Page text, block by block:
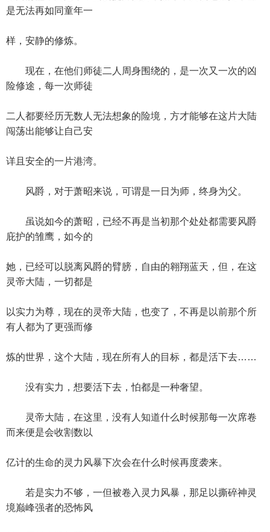
是无法再如同童年一
样，安静的修炼。
现在，在他们师徒二人周身围绕的，是一次又一次的凶
险修途，每一次师徒
二人都要经历无数人无法想象的险境，方才能够在这片大陆
闯荡出能够让自己安
详且安全的一片港湾。
风爵，对于萧昭来说，可谓是一日为师，终身为父。
虽说如今的萧昭，已经不再是当初那个处处都需要风爵
庇护的雏鹰，如今的
她，已经可以脱离风爵的臂膀，自由的翱翔蓝天，但，在这
灵帝大陆，一切都是
以实力为尊，现在的灵帝大陆，也变了，不再是以前那个所
有人都为了更强而修
炼的世界，这个大陆，现在所有人的目标，都是活下去……
没有实力，想要活下去，怕都是一种奢望。
灵帝大陆，在这里，没有人知道什么时候那每一次席卷
而来便是会收割数以
亿计的生命的灵力风暴下次会在什么时候再度袭来。
若是实力不够，一但被卷入灵力风暴，那足以撕碎神灵
境巅峰强者的恐怖风